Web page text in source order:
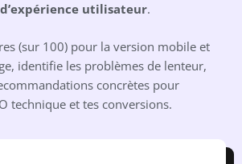
utilisateur.
(sur 100) pour la version mobile et
identifie les problèmes de lenteur,
concrètes pour
technique et tes conversions.